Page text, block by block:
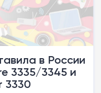
в России
3335/3345 и
3330